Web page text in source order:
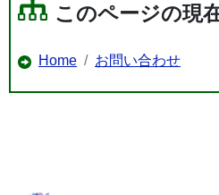
このページの現
Home お問い合わせ